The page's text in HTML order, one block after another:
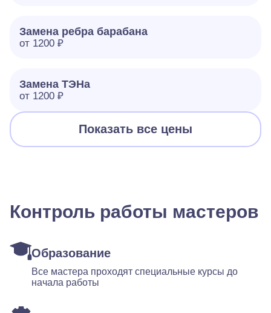
Замена ребра барабана
от 1200 ₽
Замена ТЭНа
от 1200 ₽
Показать все цены
Контроль работы мастеров
Образование
Все мастера проходят специальные курсы до
начала работы